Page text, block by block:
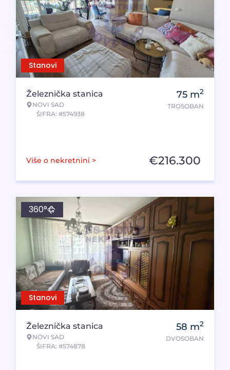
Stanovi
Železnička stanica
NOVI SAD
ŠIFRA: #574938
75 m2
TROSOBAN
Više o nekretnini > €216.300
Stanovi
360°
Železnička stanica
NOVI SAD
ŠIFRA: #574878
58 m2
DVOSOBAN